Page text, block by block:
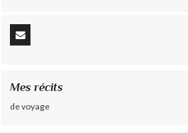
Mes récits
de voyage